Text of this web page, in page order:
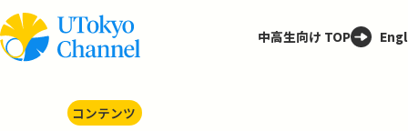
中高生向け TOP
コンテンツ